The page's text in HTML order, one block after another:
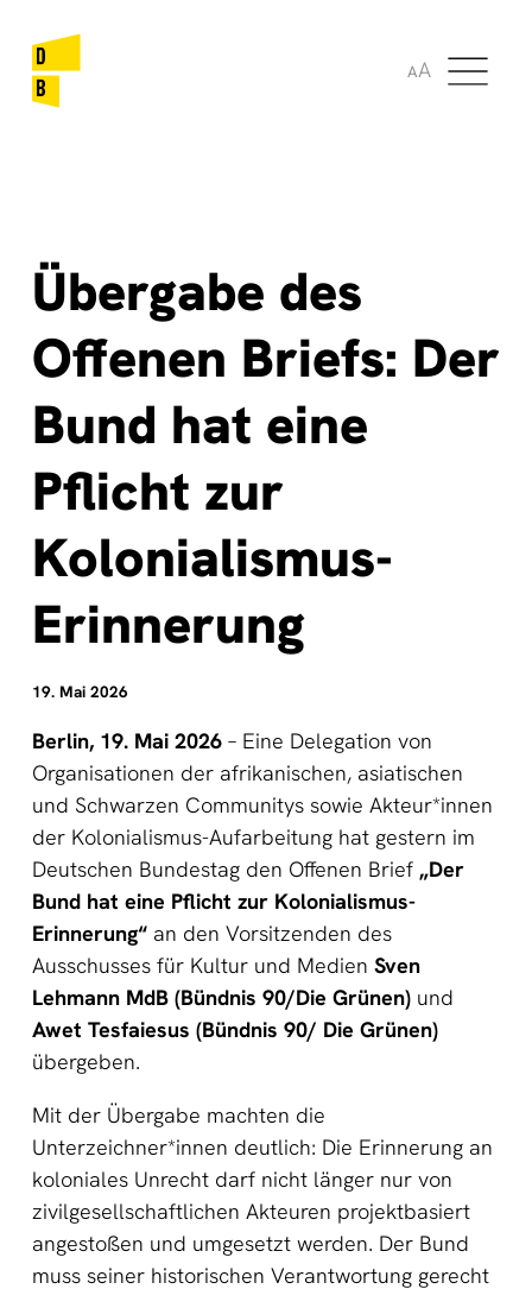
AA
Übergabe des
Offenen Briefs: Der
Bund hat eine
Pflicht zur
Kolonialismus-
Erinnerung
19. Mai 2026
Berlin, 19. Mai 2026 – Eine Delegation von
Organisationen der afrikanischen, asiatischen
und Schwarzen Communitys sowie Akteur*innen
der Kolonialismus-Aufarbeitung hat gestern im
Deutschen Bundestag den Offenen Brief „Der
Bund hat eine Pflicht zur Kolonialismus-
Erinnerung“ an den Vorsitzenden des
Ausschusses für Kultur und Medien Sven
Lehmann MdB (Bündnis 90/Die Grünen) und
Awet Tesfaiesus (Bündnis 90/ Die Grünen)
übergeben.
Mit der Übergabe machten die
Unterzeichner*innen deutlich: Die Erinnerung an
koloniales Unrecht darf nicht länger nur von
zivilgesellschaftlichen Akteuren projektbasiert
angestoßen und umgesetzt werden. Der Bund
muss seiner historischen Verantwortung gerecht